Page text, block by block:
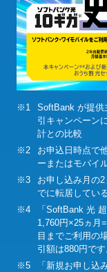
※1
SoftBank が提供
引キャンペーン
計との比較
※2
お申込日時点で
ーまたはモバイ
※3
お申し込み月の
でに転居してい
※4
「SoftBank 光
1,760円×25ヵ月
目までご利用の
引額は880円です
※5
「新規お申し込